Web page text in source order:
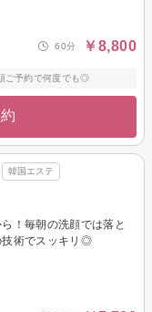
60分 ￥8,800
ご予約で何度でも◎
韓国エステ
！毎朝の洗顔では落と
技術でスッキリ◎